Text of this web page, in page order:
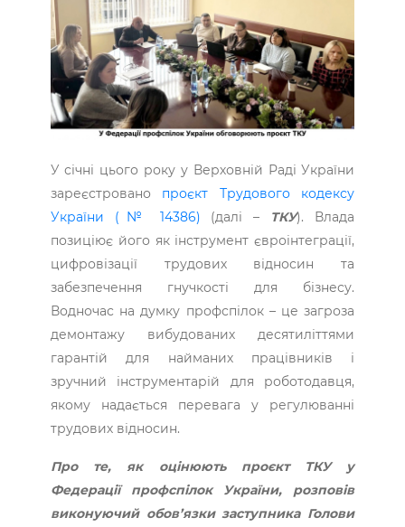
У січні цього року у Верховній Раді України
зареєстровано проєкт Трудового кодексу
України (№ 14386) (далі – ТКУ). Влада
позиціює його як інструмент євроінтеграції,
цифровізації трудових відносин та
забезпечення гнучкості для бізнесу.
Водночас на думку профспілок – це загроза
демонтажу вибудованих десятиліттями
гарантій для найманих працівників і
зручний інструментарій для роботодавця,
якому надається перевага у регулюванні
трудових відносин.
Про те, як оцінюють проєкт ТКУ у
Федерації профспілок України, розповів
виконуючий обов’язки заступника Голови